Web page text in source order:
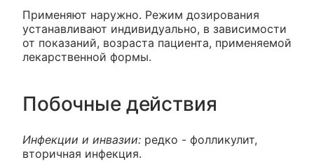
Применяют наружно. Режим дозирования
устанавливают индивидуально, в зависимости
от показаний, возраста пациента, применяемой
лекарственной формы.
Побочные действия
Инфекции и инвазии: редко - фолликулит,
вторичная инфекция.